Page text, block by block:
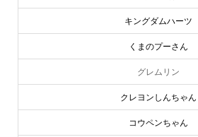
キングダムハーツ
くまのプーさん
グレムリン
クレヨンしんちゃん
コウペンちゃん